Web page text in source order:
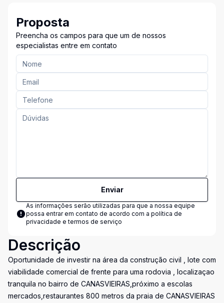
Proposta
Preencha os campos para que um de nossos
especialistas entre em contato
Enviar
As informações serão utilizadas para que a nossa equipe
possa entrar em contato de acordo com a política de
privacidade e termos de serviço
Descrição
Oportunidade de investir na área da construção civil , lote com
viabilidade comercial de frente para uma rodovia , localizaçao
tranquila no bairro de CANASVIEIRAS,próximo a escolas
mercados,restaurantes 800 metros da praia de CANASVIEIRAS